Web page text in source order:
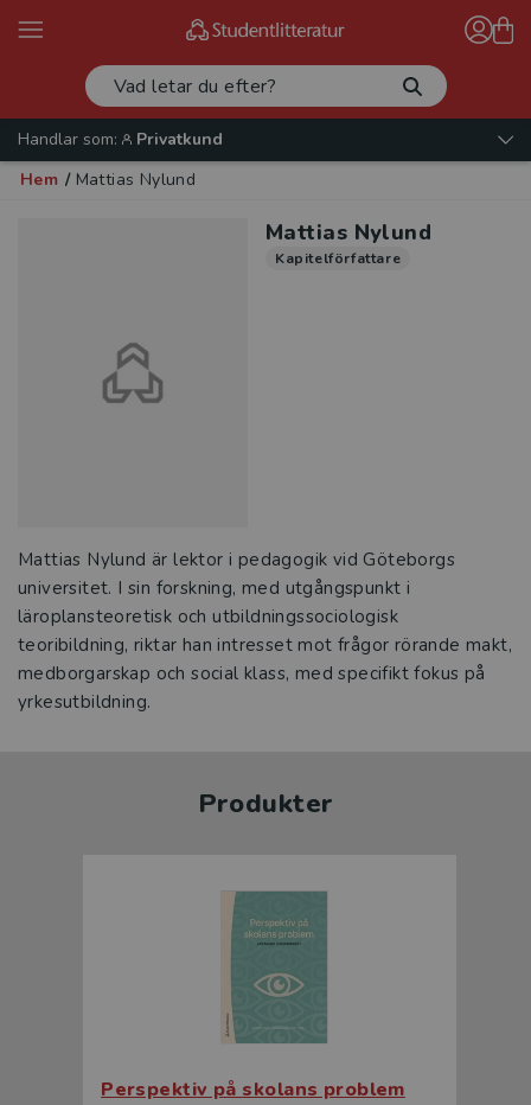
Handlar som:
Privatkund
Hem / Mattias Nylund
Mattias Nylund
Kapitelförfattare
Mattias Nylund är lektor i pedagogik vid Göteborgs
universitet. I sin forskning, med utgångspunkt i
läroplansteoretisk och utbildningssociologisk
teoribildning, riktar han intresset mot frågor rörande makt,
medborgarskap och social klass, med specifikt fokus på
yrkesutbildning.
Produkter
Perspektiv på skolans problem